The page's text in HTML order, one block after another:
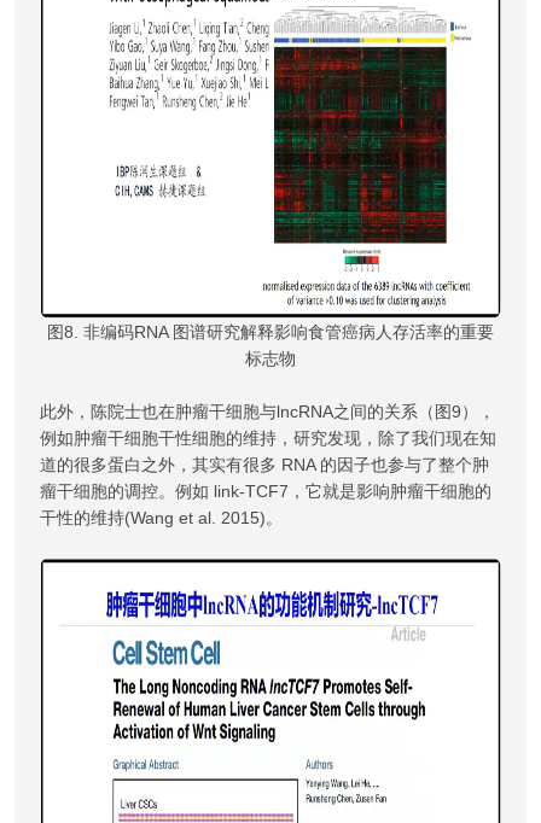
图8. 非编码RNA 图谱研究解释影响食管癌病人存活率的重要
标志物
此外，陈院士也在肿瘤干细胞与lncRNA之间的关系（图9），
例如肿瘤干细胞干性细胞的维持，研究发现，除了我们现在知
道的很多蛋白之外，其实有很多 RNA 的因子也参与了整个肿
瘤干细胞的调控。例如 link-TCF7，它就是影响肿瘤干细胞的
干性的维持(Wang et al. 2015)。